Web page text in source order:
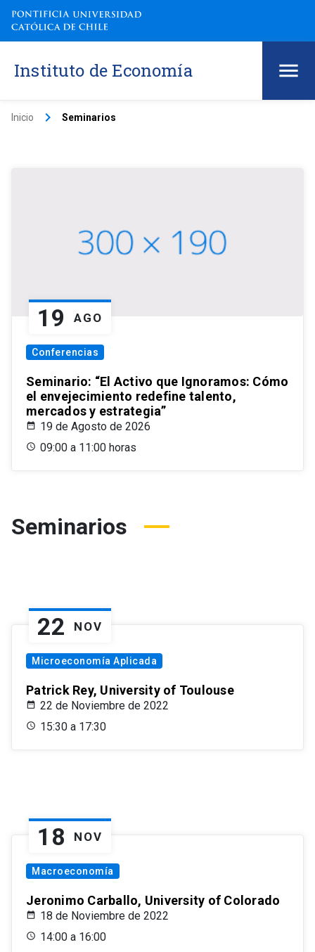
Instituto de Economía
Inicio keyboard_arrow_right Seminarios
19 AGO
Conferencias
Seminario: “El Activo que Ignoramos: Cómo
el envejecimiento redefine talento,
mercados y estrategia”
19 de Agosto de 2026
09:00 a 11:00 horas
Seminarios
22 NOV
Microeconomía Aplicada
Patrick Rey, University of Toulouse
22 de Noviembre de 2022
15:30 a 17:30
18 NOV
Macroeconomía
Jeronimo Carballo, University of Colorado
18 de Noviembre de 2022
14:00 a 16:00